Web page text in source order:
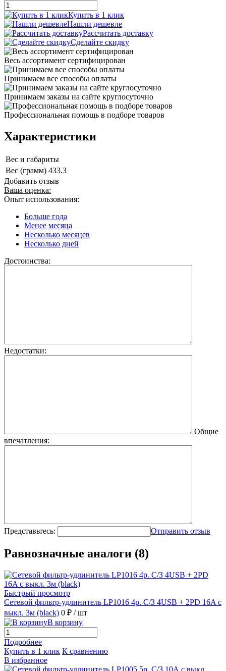
Купить в 1 клик
Нашли дешевле
Рассчитать доставку
Сделайте скидку
Весь ассортимент сертифицирован
Принимаем все способы оплаты
Принимаем заказы на сайте круглосуточно
Профессиональная помощь в подборе товаров
Характеристики
Вес и габариты
Вес (грамм) 433.3
Добавить отзыв
Ваша оценка:
Опыт использования:
Больше года
Менее месяца
Несколько месяцев
Несколько дней
Достоинства:
Недостатки:
Общие
впечатления:
Представьтесь: Отправить отзыв
Равнозначные аналоги (8)
Быстрый просмотр
Сетевой фильтр-удлинитель LP1016 4р. С/З 4USB + 2PD 16A с
выкл. 3м (black) 0 ₽ / шт
В корзину
Подробнее
Купить в 1 клик К сравнению
В избранное